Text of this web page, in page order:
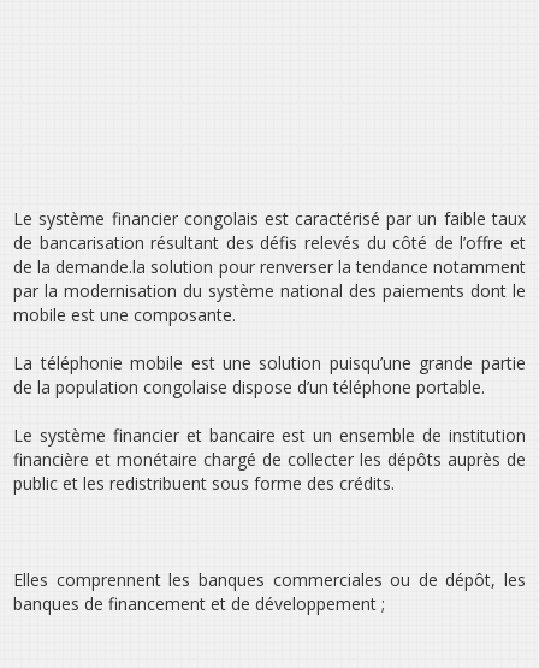
Le système financier congolais est caractérisé par un faible taux
de bancarisation résultant des défis relevés du côté de l’offre et
de la demande.la solution pour renverser la tendance notamment
par la modernisation du système national des paiements dont le
mobile est une composante.
La téléphonie mobile est une solution puisqu’une grande partie
de la population congolaise dispose d’un téléphone portable.
Le système financier et bancaire est un ensemble de institution
financière et monétaire chargé de collecter les dépôts auprès de
public et les redistribuent sous forme des crédits.
Elles comprennent les banques commerciales ou de dépôt, les
banques de financement et de développement ;